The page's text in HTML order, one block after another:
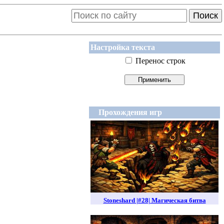
Поиск
Настройка текста
Перенос строк
Прохождения игр
Stoneshard |#28| Магическая битва